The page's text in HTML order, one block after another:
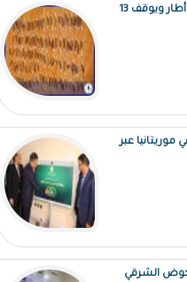
الدرك الوطني يطيح بشبكتين للمخدرات في أطار ويوقف 13
عبر
الشرقي